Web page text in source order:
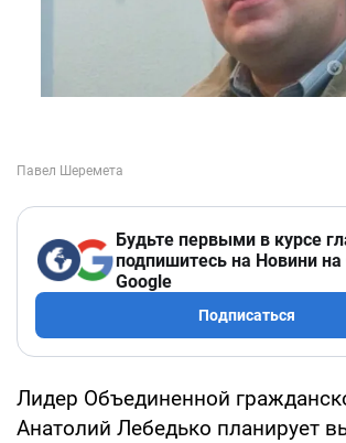
Будьте первыми в курсе
подпишитесь на Новини на
Google
Подписаться
Лидер Объединенной
Анатолий Лебедько планирует